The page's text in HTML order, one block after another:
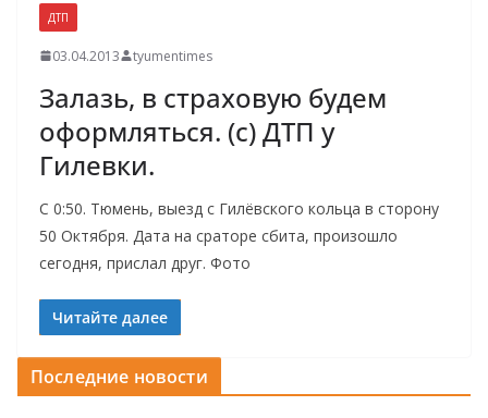
ДТП
03.04.2013 tyumentimes
Залазь, в страховую будем
оформляться. (с) ДТП у
Гилевки.
С 0:50. Тюмень, выезд с Гилёвского кольца в сторону
50 Октября. Дата на сраторе сбита, произошло
сегодня, прислал друг. Фото
Читайте далее
Последние новости